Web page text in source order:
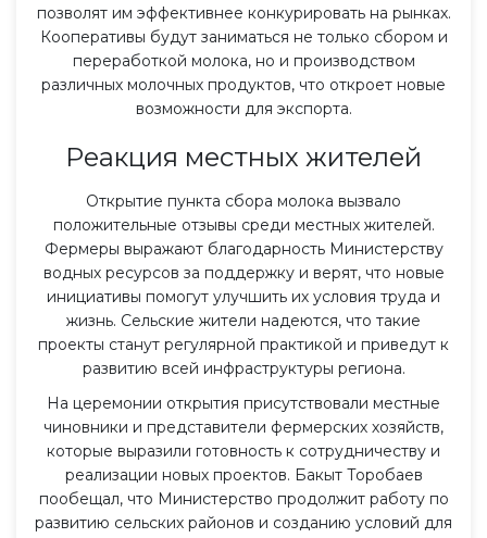
позволят им эффективнее конкурировать на рынках.
Кооперативы будут заниматься не только сбором и
переработкой молока, но и производством
различных молочных продуктов, что откроет новые
возможности для экспорта.
Реакция местных жителей
Открытие пункта сбора молока вызвало
положительные отзывы среди местных жителей.
Фермеры выражают благодарность Министерству
водных ресурсов за поддержку и верят, что новые
инициативы помогут улучшить их условия труда и
жизнь. Сельские жители надеются, что такие
проекты станут регулярной практикой и приведут к
развитию всей инфраструктуры региона.
На церемонии открытия присутствовали местные
чиновники и представители фермерских хозяйств,
которые выразили готовность к сотрудничеству и
реализации новых проектов. Бакыт Торобаев
пообещал, что Министерство продолжит работу по
развитию сельских районов и созданию условий для